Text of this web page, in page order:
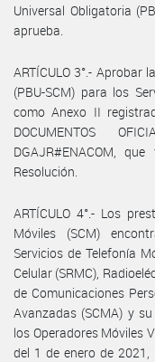
Universal Obligatoria
aprueba.
ARTÍCULO 3°.- Aprobar
(PBU-SCM) para los
como Anexo II
DOCUMENTOS
DGAJR#ENACOM,
Resolución.
ARTÍCULO 4°.- Los
Móviles (SCM)
Servicios de Telefonía
Celular (SRMC),
de Comunicaciones
Avanzadas (SCMA) y
los Operadores Móviles
del 1 de enero de